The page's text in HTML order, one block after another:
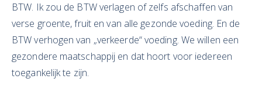
BTW. Ik zou de BTW verlagen of zelfs afschaffen van
verse groente, fruit en van alle gezonde voeding. En de
BTW verhogen van „verkeerde“ voeding. We willen een
gezondere maatschappij en dat hoort voor iedereen
toegankelijk te zijn.